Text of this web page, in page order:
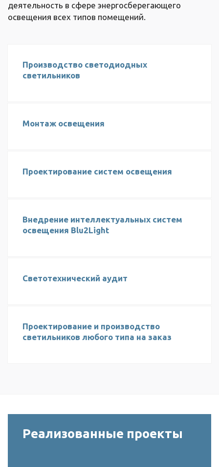
деятельность в сфере энергосберегающего
освещения всех типов помещений.
Производство светодиодных
светильников
Монтаж освещения
Проектирование систем освещения
Внедрение интеллектуальных систем
освещения Blu2Light
Светотехнический аудит
Проектирование и производство
светильников любого типа на заказ
Реализованные проекты